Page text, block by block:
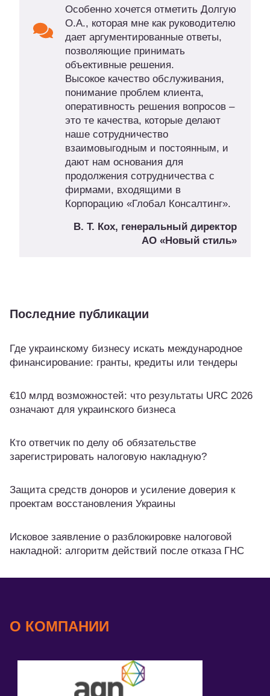
Особенно хочется отметить Долгую
О.А., которая мне как руководителю
дает аргументированные ответы,
позволяющие принимать
объективные решения.
Высокое качество обслуживания,
понимание проблем клиента,
оперативность решения вопросов –
это те качества, которые делают
наше сотрудничество
взаимовыгодным и постоянным, и
дают нам основания для
продолжения сотрудничества с
фирмами, входящими в
Корпорацию «Глобал Консалтинг».
В. Т. Кох, генеральный директор
АО «Новый стиль»
Последние публикации
Где украинскому бизнесу искать международное
финансирование: гранты, кредиты или тендеры
€10 млрд возможностей: что результаты URC 2026
означают для украинского бизнеса
Кто ответчик по делу об обязательстве
зарегистрировать налоговую накладную?
Защита средств доноров и усиление доверия к
проектам восстановления Украины
Исковое заявление о разблокировке налоговой
накладной: алгоритм действий после отказа ГНС
О КОМПАНИИ